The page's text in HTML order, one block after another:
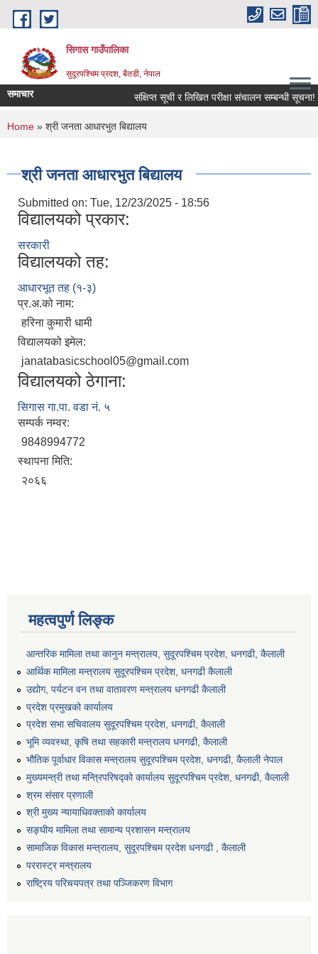
Skip to main content
सिगास गाउँपालिका
सुदूरपश्चिम प्रदश, बैतडी, नेपाल
समाचार संक्षिप्त सूची र लिखित परीक्षा संचालन सम्बन्धी सूचना!
You are here
Home » श्री जनता आधारभुत बिद्यालय
श्री जनता आधारभुत बिद्यालय
Submitted on: Tue, 12/23/2025 - 18:56
विद्यालयको प्रकार:
सरकारी
विद्यालयको तह:
आधारभूत तह (१-३)
प्र.अ.को नाम:
हरिना कुमारी धामी
विद्यालयको इमेल:
janatabasicschool05@gmail.com
विद्यालयको ठेगाना:
सिगास गा.पा. वडा नं. ५
सम्पर्क नम्वर:
9848994772
स्थापना मिति:
२०६६
महत्वपुर्ण लिङ्क
आन्तरिक मामिला तथा कानुन मन्त्रालय, सुदूरपश्चिम प्रदेश, धनगढी, कैलाली
आर्थिक मामिला मन्त्रालय सुदूरपश्चिम प्रदेश, धनगढी कैलाली
उद्योग, पर्यटन वन तथा वातावरण मन्त्रालय धनगढी कैलाली
प्रदेश प्रमुखको कार्यालय
प्रदेश सभा सचिवालय सुदूरपश्‍चिम प्रदेश, धनगढी, कैलाली
भूमि व्यवस्था, कृषि तथा सहकारी मन्त्रालय धनगढी, कैलाली
भौतिक पूर्वाधार विकास मन्त्रालय सुदूरपश्चिम प्रदेश, धनगढी, कैलाली नेपाल
मुख्यमन्त्री तथा मन्त्रिपरिषद्को कार्यालय सुदूरपश्चिम प्रदेश, धनगढी, कैलाली
श्रम संसार प्रणाली
श्री मुख्य न्यायाधिवक्ताको कार्यालय
सङ्‍घीय मामिला तथा सामान्य प्रशासन मन्त्रालय
सामाजिक विकास मन्त्रालय, सुदूरपश्चिम प्रदेश धनगढी , कैलाली
पररास्ट्र मन्त्रालय
राष्ट्रिय परिचयपत्र तथा पञ्जिकरण विभाग